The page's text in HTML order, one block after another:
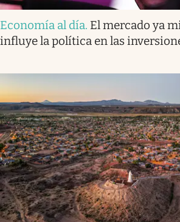
Economía al día. El mercado ya
influye la política en las